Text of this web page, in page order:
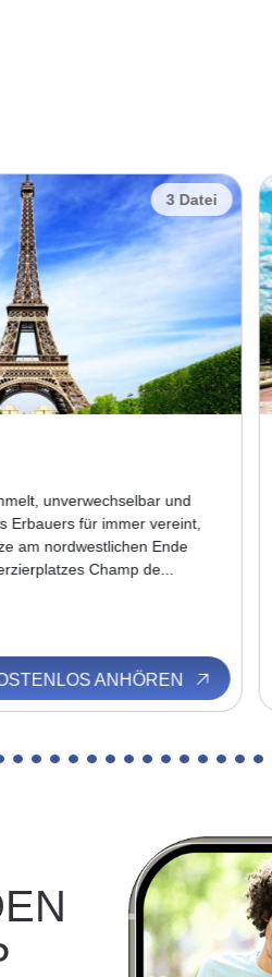
3 Datei
unverwechselbar und
Erbauers für immer vereint,
am nordwestlichen Ende
Champ de...
ANHÖREN